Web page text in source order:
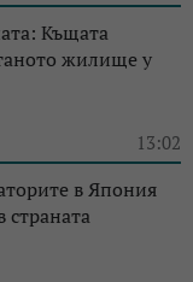
Къщата
жилище у
13:02
в Япония
страната